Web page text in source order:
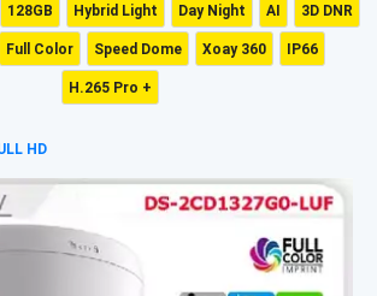
128GB Hybrid Light Day Night AI 3D DNR
Full Color Speed Dome Xoay 360 IP66
H.265 Pro +
HD